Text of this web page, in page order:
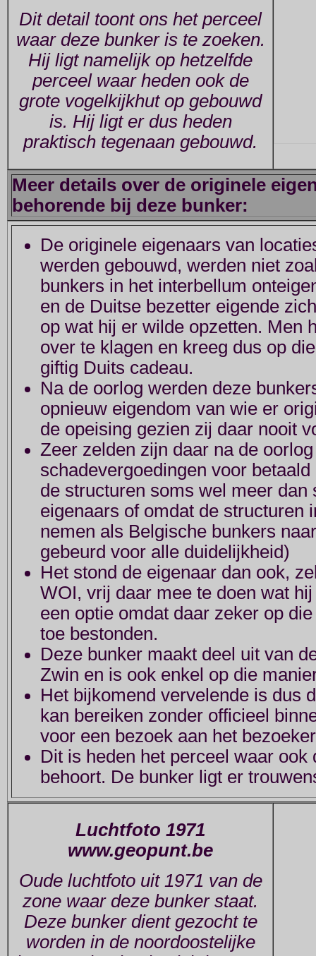
Dit detail toont ons het perceel
waar deze bunker is te zoeken.
Hij ligt namelijk op hetzelfde
perceel waar heden ook de
grote vogelkijkhut op gebouwd
is. Hij ligt er dus heden
praktisch tegenaan gebouwd.
Meer details over de originele
behorende bij deze bunker:
De originele eigenaars van
werden gebouwd, werden niet
bunkers in het interbellum
en de Duitse bezetter eigende
op wat hij er wilde opzetten. Men
over te klagen en kreeg dus op
giftig Duits cadeau.
Na de oorlog werden deze
opnieuw eigendom van wie er
de opeising gezien zij daar nooit
Zeer zelden zijn daar na de
schadevergoedingen voor
de structuren soms wel meer
eigenaars of omdat de structuren
nemen als Belgische bunkers
gebeurd voor alle duidelijkheid)
Het stond de eigenaar dan ook,
WOI, vrij daar mee te doen wat
een optie omdat daar zeker op
toe bestonden.
Deze bunker maakt deel uit van
Zwin en is ook enkel op die
Het bijkomend vervelende is dus
kan bereiken zonder officieel
voor een bezoek aan het
Dit is heden het perceel waar
behoort. De bunker ligt er
Luchtfoto 1971
www.geopunt.be
Oude luchtfoto uit 1971 van de
zone waar deze bunker staat.
Deze bunker dient gezocht te
worden in de noordoostelijke